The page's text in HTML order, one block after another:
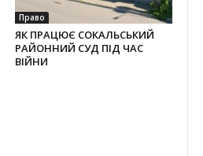
Право
ЯК ПРАЦЮЄ СОКАЛЬСЬКИЙ
РАЙОННИЙ СУД ПІД ЧАС
ВІЙНИ